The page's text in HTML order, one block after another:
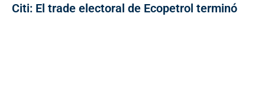
Citi: El trade electoral de Ecopetrol terminó